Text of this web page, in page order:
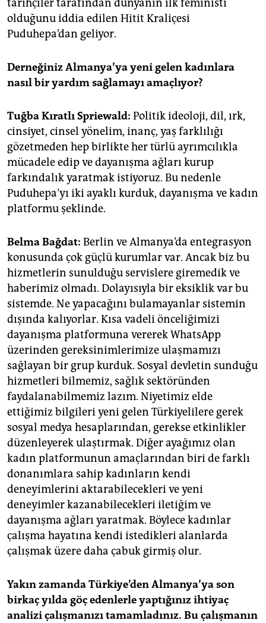
tarihçiler tarafından dünyanın ilk feministi
olduğunu iddia edilen Hitit Kraliçesi
Puduhepa’dan geliyor.
Derneğiniz Almanya’ya yeni gelen kadınlara
nasıl bir yardım sağlamayı amaçlıyor?
Tuğba Kıratlı Spriewald: Politik ideoloji, dil, ırk,
cinsiyet, cinsel yönelim, inanç, yaş farklılığı
gözetmeden hep birlikte her türlü ayrımcılıkla
mücadele edip ve dayanışma ağları kurup
farkındalık yaratmak istiyoruz. Bu nedenle
Puduhepa’yı iki ayaklı kurduk, dayanışma ve kadın
platformu şeklinde.
Belma Bağdat: Berlin ve Almanya’da entegrasyon
konusunda çok güçlü kurumlar var. Ancak biz bu
hizmetlerin sunulduğu servislere giremedik ve
haberimiz olmadı. Dolayısıyla bir eksiklik var bu
sistemde. Ne yapacağını bulamayanlar sistemin
dışında kalıyorlar. Kısa vadeli önceliğimizi
dayanışma platformuna vererek WhatsApp
üzerinden gereksinimlerimize ulaşmamızı
sağlayan bir grup kurduk. Sosyal devletin sunduğu
hizmetleri bilmemiz, sağlık sektöründen
faydalanabilmemiz lazım. Niyetimiz elde
ettiğimiz bilgileri yeni gelen Türkiyelilere gerek
sosyal medya hesaplarından, gerekse etkinlikler
düzenleyerek ulaştırmak. Diğer ayağımız olan
kadın platformunun amaçlarından biri de farklı
donanımlara sahip kadınların kendi
deneyimlerini aktarabilecekleri ve yeni
deneyimler kazanabilecekleri iletiğim ve
dayanışma ağları yaratmak. Böylece kadınlar
çalışma hayatına kendi istedikleri alanlarda
çalışmak üzere daha çabuk girmiş olur.
Yakın zamanda Türkiye’den Almanya’ya son
birkaç yılda göç edenlerle yaptığınız ihtiyaç
analizi çalışmanızı tamamladınız. Bu çalışmanın